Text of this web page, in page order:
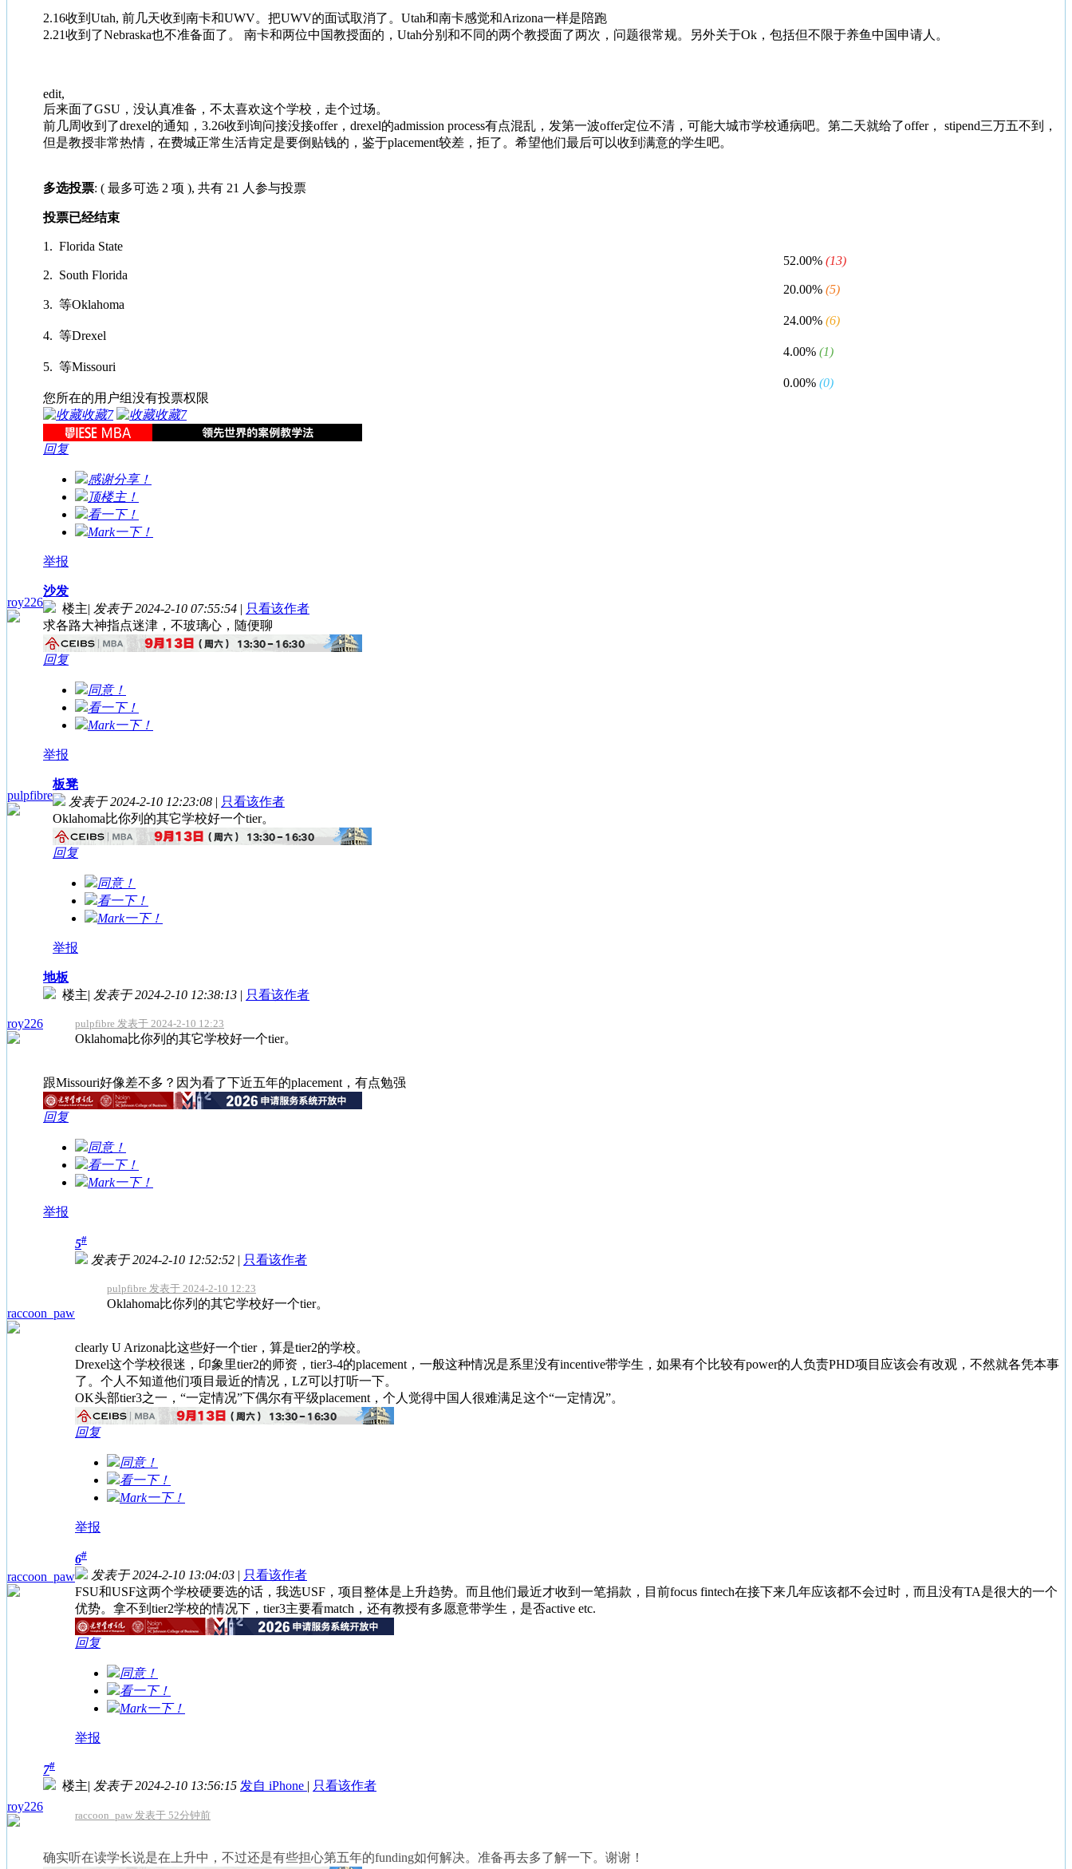
2.16收到Utah, 前几天收到南卡和UWV。把UWV的面试取消了。Utah和南卡感觉和Arizona一样是陪跑
2.21收到了Nebraska也不准备面了。 南卡和两位中国教授面的，Utah分别和不同的两个教授面了两次，问题很常规。另外关于Ok，包括但不限于养鱼中国申请人。
edit,
后来面了GSU，没认真准备，不太喜欢这个学校，走个过场。
前几周收到了drexel的通知，3.26收到询问接没接offer，drexel的admission process有点混乱，发第一波offer定位不清，可能大城市学校通病吧。第二天就给了offer， stipend三万五不到，
但是教授非常热情，在费城正常生活肯定是要倒贴钱的，鉴于placement较差，拒了。希望他们最后可以收到满意的学生吧。
多选投票: ( 最多可选 2 项 ), 共有 21 人参与投票
投票已经结束
1. Florida State
52.00% (13)
2. South Florida
20.00% (5)
3. 等Oklahoma
24.00% (6)
4. 等Drexel
4.00% (1)
5. 等Missouri
0.00% (0)
您所在的用户组没有投票权限
收藏7 收藏7
回复
感谢分享！
顶楼主！
看一下！
Mark一下！
举报
roy226
沙发
楼主| 发表于 2024-2-10 07:55:54 | 只看该作者
求各路大神指点迷津，不玻璃心，随便聊
回复
同意！
看一下！
Mark一下！
举报
pulpfibre
板凳
发表于 2024-2-10 12:23:08 | 只看该作者
Oklahoma比你列的其它学校好一个tier。
回复
同意！
看一下！
Mark一下！
举报
roy226
地板
楼主| 发表于 2024-2-10 12:38:13 | 只看该作者
pulpfibre 发表于 2024-2-10 12:23
Oklahoma比你列的其它学校好一个tier。
跟Missouri好像差不多？因为看了下近五年的placement，有点勉强
回复
同意！
看一下！
Mark一下！
举报
raccoon_paw
5#
发表于 2024-2-10 12:52:52 | 只看该作者
pulpfibre 发表于 2024-2-10 12:23
Oklahoma比你列的其它学校好一个tier。
clearly U Arizona比这些好一个tier，算是tier2的学校。
Drexel这个学校很迷，印象里tier2的师资，tier3-4的placement，一般这种情况是系里没有incentive带学生，如果有个比较有power的人负责PHD项目应该会有改观，不然就各凭本事
了。个人不知道他们项目最近的情况，LZ可以打听一下。
OK头部tier3之一，“一定情况”下偶尔有平级placement，个人觉得中国人很难满足这个“一定情况”。
回复
同意！
看一下！
Mark一下！
举报
raccoon_paw
6#
发表于 2024-2-10 13:04:03 | 只看该作者
FSU和USF这两个学校硬要选的话，我选USF，项目整体是上升趋势。而且他们最近才收到一笔捐款，目前focus fintech在接下来几年应该都不会过时，而且没有TA是很大的一个
优势。拿不到tier2学校的情况下，tier3主要看match，还有教授有多愿意带学生，是否active etc.
回复
同意！
看一下！
Mark一下！
举报
roy226
7#
楼主| 发表于 2024-2-10 13:56:15 发自 iPhone | 只看该作者
raccoon_paw 发表于 52分钟前
确实听在读学长说是在上升中，不过还是有些担心第五年的funding如何解决。准备再去多了解一下。谢谢！